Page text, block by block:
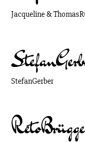
Jacqueline & Thomas
Stefan
StefanGerber
Reto